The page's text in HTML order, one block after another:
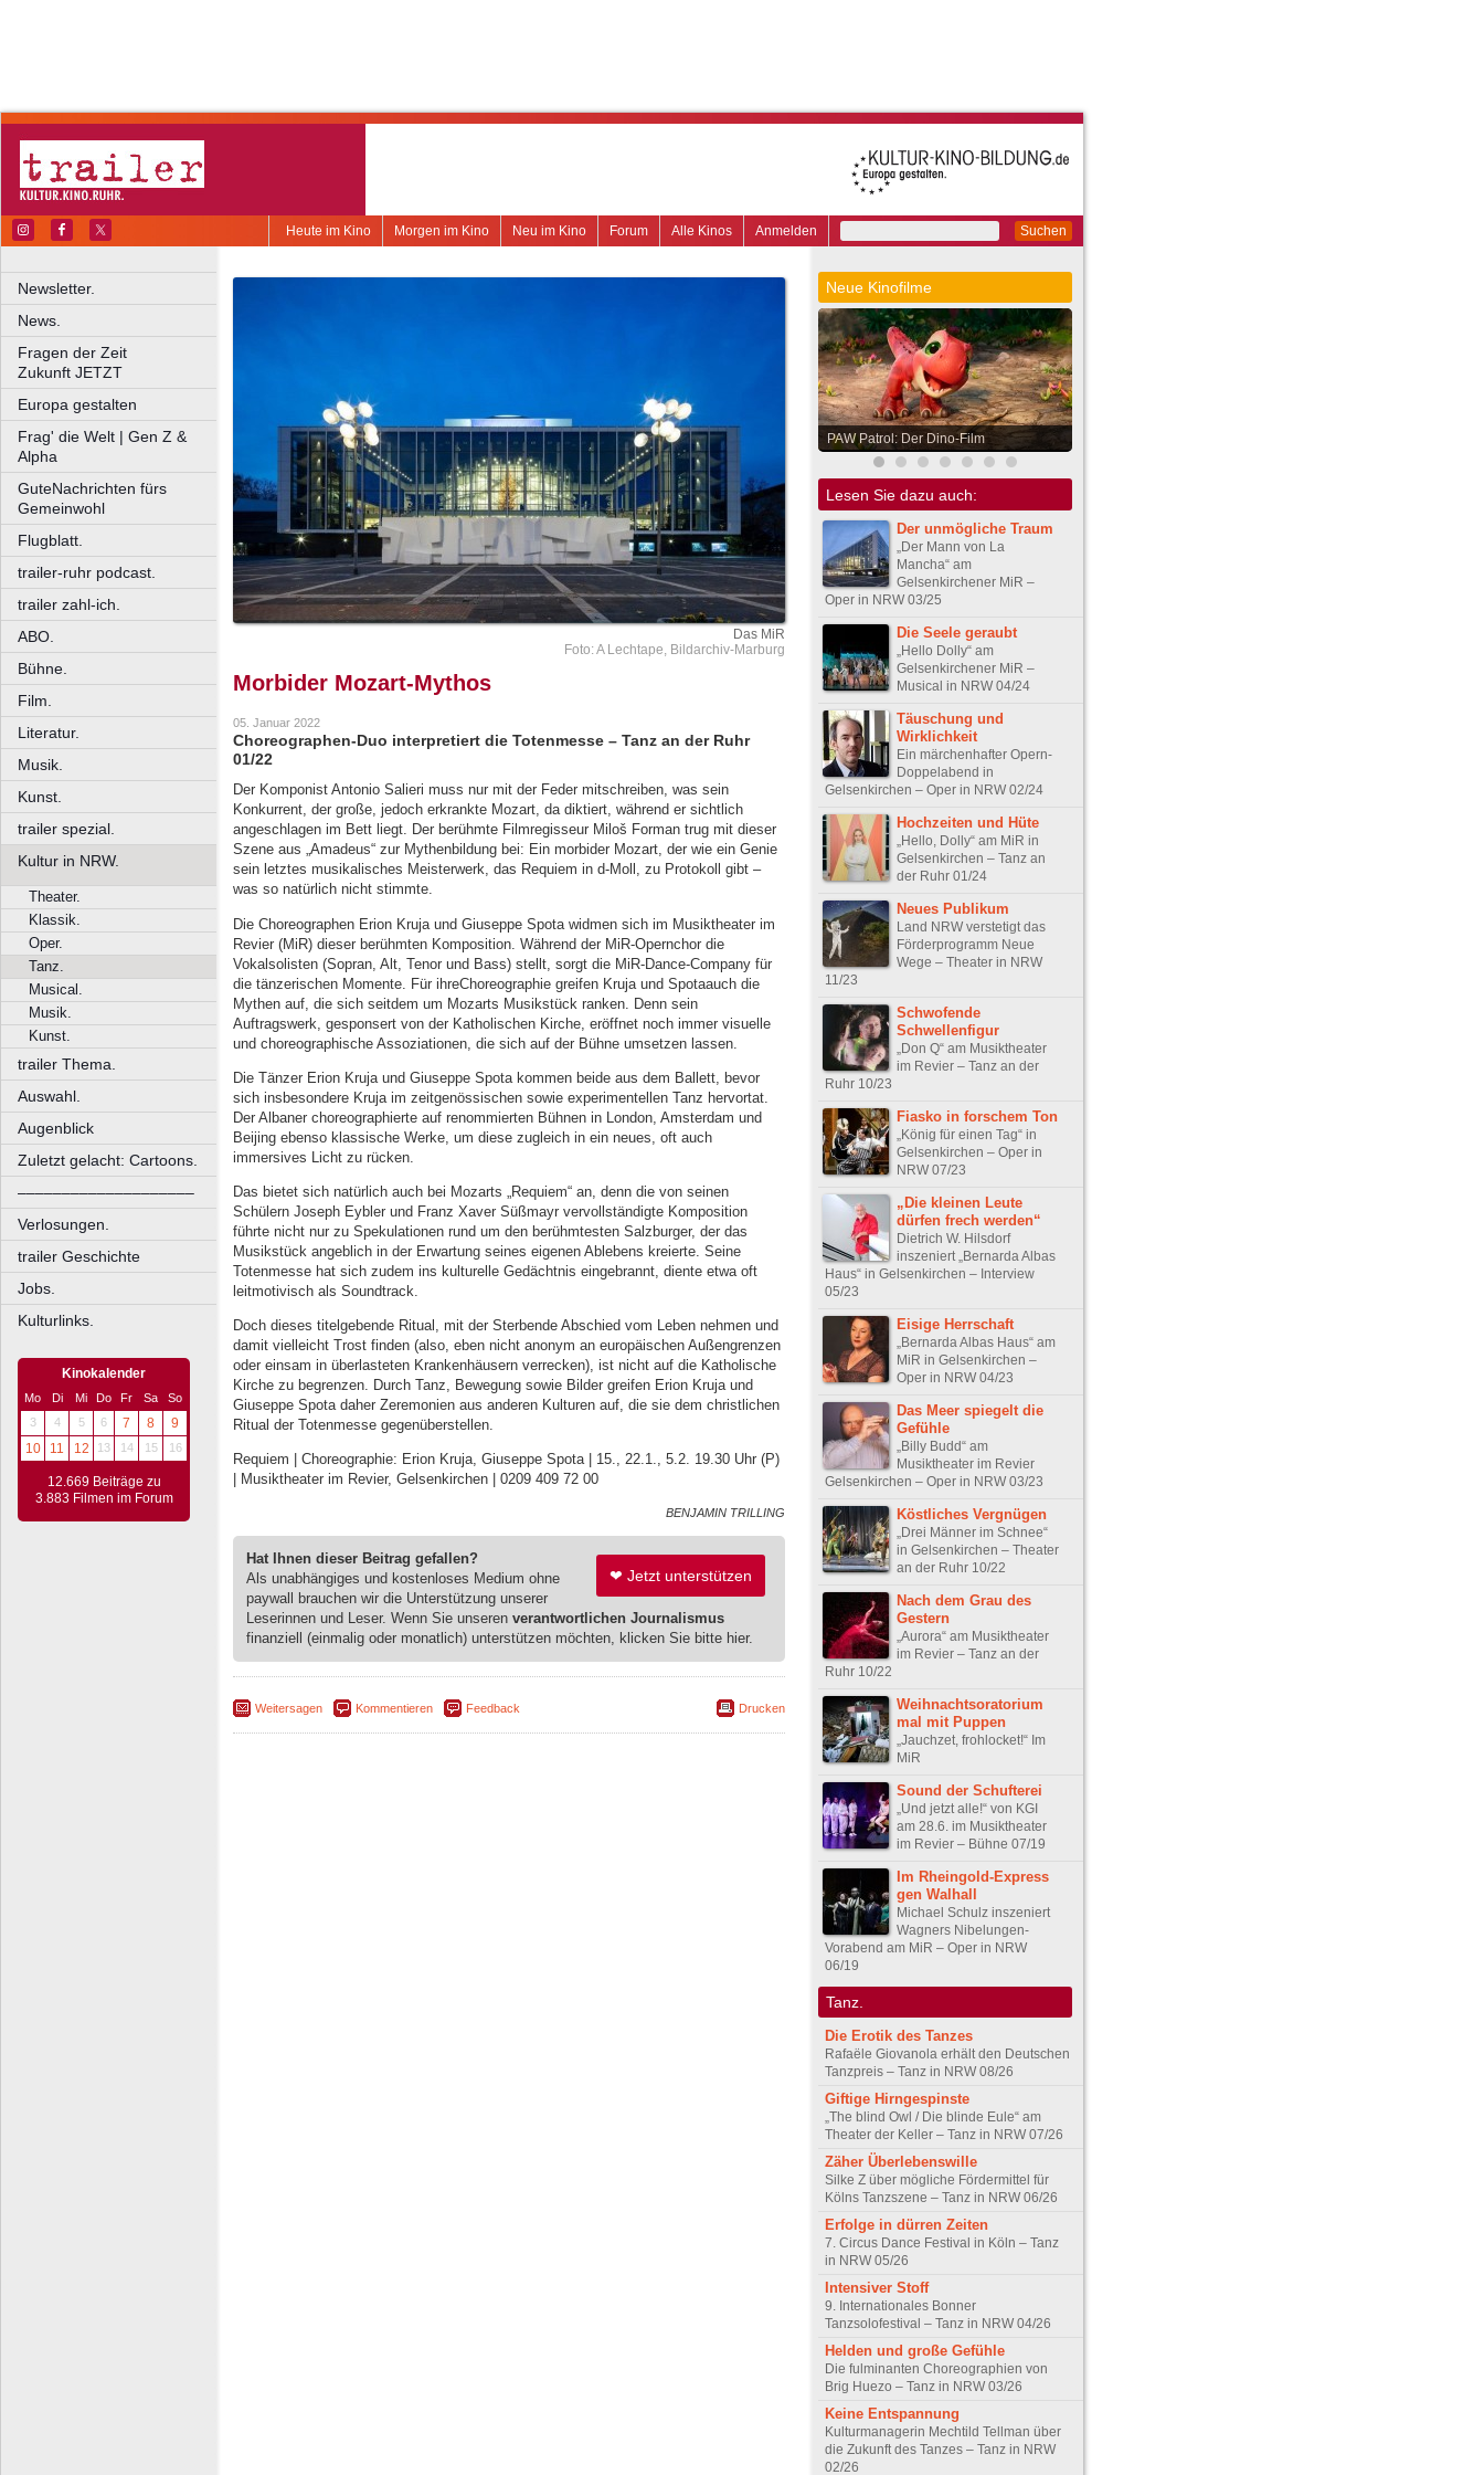
Suchen
Anmelden
Alle Kinos
Forum
Neu im Kino
Morgen im Kino
Heute im Kino
Newsletter.
News.
Fragen der Zeit
Zukunft JETZT
Europa gestalten
Frag' die Welt | Gen Z &
Alpha
GuteNachrichten fürs
Gemeinwohl
Flugblatt.
trailer-ruhr podcast.
trailer zahl-ich.
ABO.
Bühne.
Film.
Literatur.
Musik.
Kunst.
trailer spezial.
Kultur in NRW.
Theater.
Klassik.
Oper.
Tanz.
Musical.
Musik.
Kunst.
trailer Thema.
Auswahl.
Augenblick
Zuletzt gelacht: Cartoons.
––––––––––––––––––––
Verlosungen.
trailer Geschichte
Jobs.
Kulturlinks.
Kinokalender
Mo Di Mi Do Fr Sa
So
3
4 5 6 7 8
9
10
11 12 13 14 15 16
12.669 Beiträge zu
3.883 Filmen im Forum
Das MiR
Foto: A Lechtape, Bildarchiv-Marburg
Morbider Mozart-Mythos
05. Januar 2022
Choreographen-Duo interpretiert die Totenmesse – Tanz an der Ruhr
01/22
Der Komponist Antonio Salieri muss nur mit der Feder mitschreiben, was sein
Konkurrent, der große, jedoch erkrankte Mozart, da diktiert, während er sichtlich
angeschlagen im Bett liegt. Der berühmte Filmregisseur Miloš Forman trug mit dieser
Szene aus „Amadeus“ zur Mythenbildung bei: Ein morbider Mozart, der wie ein Genie
sein letztes musikalisches Meisterwerk, das Requiem in d-Moll, zu Protokoll gibt –
was so natürlich nicht stimmte.
Die Choreographen Erion Kruja und Giuseppe Spota widmen sich im Musiktheater im
Revier (MiR) dieser berühmten Komposition. Während der MiR-Opernchor die
Vokalsolisten (Sopran, Alt, Tenor und Bass) stellt, sorgt die MiR-Dance-Company für
die tänzerischen Momente. Für ihreChoreographie greifen Kruja und Spotaauch die
Mythen auf, die sich seitdem um Mozarts Musikstück ranken. Denn sein
Auftragswerk, gesponsert von der Katholischen Kirche, eröffnet noch immer visuelle
und choreographische Assoziationen, die sich auf der Bühne umsetzen lassen.
Die Tänzer Erion Kruja und Giuseppe Spota kommen beide aus dem Ballett, bevor
sich insbesondere Kruja im zeitgenössischen sowie experimentellen Tanz hervortat.
Der Albaner choreographierte auf renommierten Bühnen in London, Amsterdam und
Beijing ebenso klassische Werke, um diese zugleich in ein neues, oft auch
immersives Licht zu rücken.
Das bietet sich natürlich auch bei Mozarts „Requiem“ an, denn die von seinen
Schülern Joseph Eybler und Franz Xaver Süßmayr vervollständigte Komposition
führte nicht nur zu Spekulationen rund um den berühmtesten Salzburger, der das
Musikstück angeblich in der Erwartung seines eigenen Ablebens kreierte. Seine
Totenmesse hat sich zudem ins kulturelle Gedächtnis eingebrannt, diente etwa oft
leitmotivisch als Soundtrack.
Doch dieses titelgebende Ritual, mit der Sterbende Abschied vom Leben nehmen und
damit vielleicht Trost finden (also, eben nicht anonym an europäischen Außengrenzen
oder einsam in überlasteten Krankenhäusern verrecken), ist nicht auf die Katholische
Kirche zu begrenzen. Durch Tanz, Bewegung sowie Bilder greifen Erion Kruja und
Giuseppe Spota daher Zeremonien aus anderen Kulturen auf, die sie dem christlichen
Ritual der Totenmesse gegenüberstellen.
Requiem | Choreographie: Erion Kruja, Giuseppe Spota | 15., 22.1., 5.2. 19.30 Uhr (P)
| Musiktheater im Revier, Gelsenkirchen | 0209 409 72 00
BENJAMIN TRILLING
❤ Jetzt unterstützen
Hat Ihnen dieser Beitrag gefallen?
Als unabhängiges und kostenloses Medium ohne
paywall brauchen wir die Unterstützung unserer
Leserinnen und Leser. Wenn Sie unseren verantwortlichen Journalismus
finanziell (einmalig oder monatlich) unterstützen möchten, klicken Sie bitte hier.
Weitersagen Kommentieren Feedback Drucken
Neue Kinofilme
PAW Patrol: Der Dino-Film
Lesen Sie dazu auch:
Der unmögliche Traum
„Der Mann von La
Mancha“ am
Gelsenkirchener MiR –
Oper in NRW 03/25
Die Seele geraubt
„Hello Dolly“ am
Gelsenkirchener MiR –
Musical in NRW 04/24
Täuschung und
Wirklichkeit
Ein märchenhafter Opern-
Doppelabend in
Gelsenkirchen – Oper in NRW 02/24
Hochzeiten und Hüte
„Hello, Dolly“ am MiR in
Gelsenkirchen – Tanz an
der Ruhr 01/24
Neues Publikum
Land NRW verstetigt das
Förderprogramm Neue
Wege – Theater in NRW
11/23
Schwofende
Schwellenfigur
„Don Q“ am Musiktheater
im Revier – Tanz an der
Ruhr 10/23
Fiasko in forschem Ton
„König für einen Tag“ in
Gelsenkirchen – Oper in
NRW 07/23
„Die kleinen Leute
dürfen frech werden“
Dietrich W. Hilsdorf
inszeniert „Bernarda Albas
Haus“ in Gelsenkirchen – Interview
05/23
Eisige Herrschaft
„Bernarda Albas Haus“ am
MiR in Gelsenkirchen –
Oper in NRW 04/23
Das Meer spiegelt die
Gefühle
„Billy Budd“ am
Musiktheater im Revier
Gelsenkirchen – Oper in NRW 03/23
Köstliches Vergnügen
„Drei Männer im Schnee“
in Gelsenkirchen – Theater
an der Ruhr 10/22
Nach dem Grau des
Gestern
„Aurora“ am Musiktheater
im Revier – Tanz an der
Ruhr 10/22
Weihnachtsoratorium
mal mit Puppen
„Jauchzet, frohlocket!“ Im
MiR
Sound der Schufterei
„Und jetzt alle!“ von KGI
am 28.6. im Musiktheater
im Revier – Bühne 07/19
Im Rheingold-Express
gen Walhall
Michael Schulz inszeniert
Wagners Nibelungen-
Vorabend am MiR – Oper in NRW
06/19
Tanz.
Die Erotik des Tanzes
Rafaële Giovanola erhält den Deutschen
Tanzpreis – Tanz in NRW 08/26
Giftige Hirngespinste
„The blind Owl / Die blinde Eule“ am
Theater der Keller – Tanz in NRW 07/26
Zäher Überlebenswille
Silke Z über mögliche Fördermittel für
Kölns Tanzszene – Tanz in NRW 06/26
Erfolge in dürren Zeiten
7. Circus Dance Festival in Köln – Tanz
in NRW 05/26
Intensiver Stoff
9. Internationales Bonner
Tanzsolofestival – Tanz in NRW 04/26
Helden und große Gefühle
Die fulminanten Choreographien von
Brig Huezo – Tanz in NRW 03/26
Keine Entspannung
Kulturmanagerin Mechtild Tellman über
die Zukunft des Tanzes – Tanz in NRW
02/26